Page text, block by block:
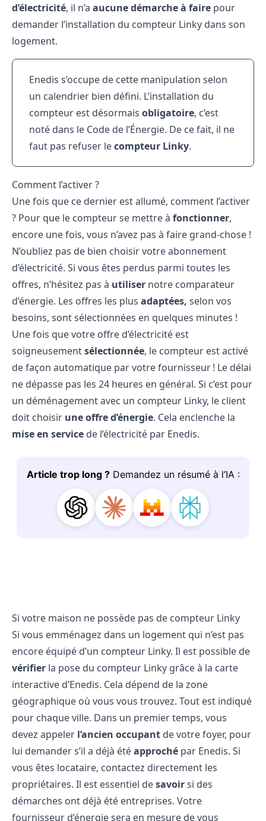
d’électricité, il n’a aucune démarche à faire pour
demander l’installation du compteur Linky dans son
logement.
Enedis s’occupe de cette manipulation selon
un calendrier bien défini. L’installation du
compteur est désormais obligatoire, c’est
noté dans le Code de l’Énergie. De ce fait, il ne
faut pas refuser lecompteur Linky.
Comment l’activer ?
Une fois que ce dernier est allumé, comment l’activer
? Pour que le compteur se mettre à fonctionner,
encore une fois, vous n’avez pas à faire grand-chose !
N’oubliez pas de bien choisir votre abonnement
d’électricité. Si vous êtes perdus parmi toutes les
offres, n’hésitez pas à utiliser notre comparateur
d’énergie. Les offres les plus adaptées, selon vos
besoins, sont sélectionnées en quelques minutes !
Une fois que votre offre d’électricité est
soigneusementsélectionnée, le compteur est activé
de façon automatique par votre fournisseur ! Le délai
ne dépasse pas les 24 heures en général. Si c’est pour
un déménagement avec un compteur Linky, le client
doit choisir une offre d’énergie. Cela enclenche la
mise en service de l’électricité par Enedis.
Si votre maison ne possède pas de compteur Linky
Si vous emménagez dans un logement qui n’est pas
encore équipé d’un compteur Linky. Il est possible de
vérifier la pose du compteur Linky grâce à la carte
interactive d’Enedis. Cela dépend de la zone
géographique où vous vous trouvez. Tout est indiqué
pour chaque ville. Dans un premier temps, vous
devez appeler l’ancien occupant de votre foyer, pour
lui demander s’il a déjà étéapproché par Enedis. Si
vous êtes locataire, contactez directement les
propriétaires. Il est essentiel desavoirsi des
démarches ont déjà été entreprises. Votre
fournisseur d’énergie sera en mesure de vous